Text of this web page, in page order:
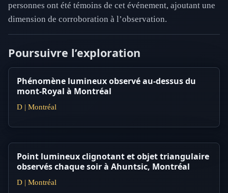
personnes ont été témoins de cet événement, ajoutant une
dimension de corroboration à l’observation.
Poursuivre l’exploration
Phénomène lumineux observé au-dessus du
mont-Royal à Montréal
D | Montréal
Point lumineux clignotant et objet triangulaire
observés chaque soir à Ahuntsic, Montréal
D | Montréal